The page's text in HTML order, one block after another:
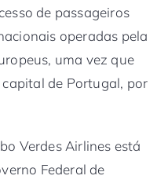
de passageiros
operadas pela
uma vez que
de Portugal, por
Verdes Airlines está
Federal de